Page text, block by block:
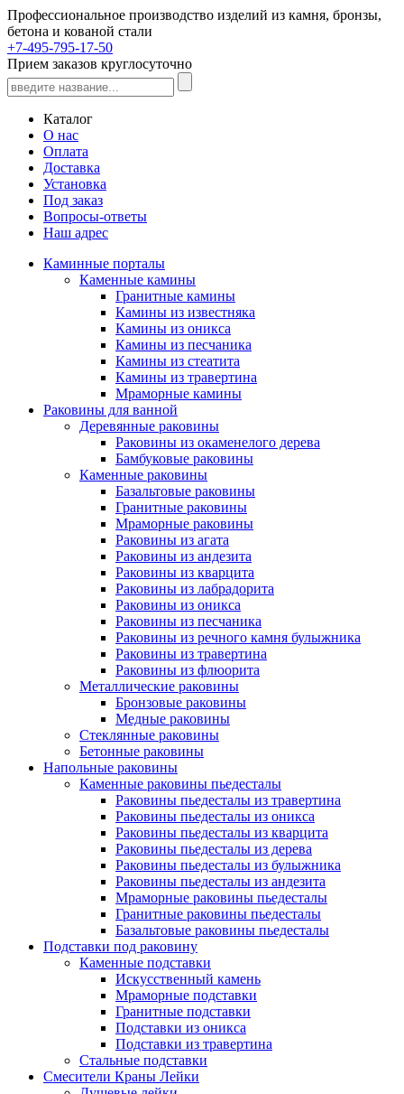
Профессиональное производство изделий из камня, бронзы,
бетона и кованой стали
+7-495-795-17-50
Прием заказов круглосуточно
Каталог
О нас
Оплата
Доставка
Установка
Под заказ
Вопросы-ответы
Наш адрес
Каминные порталы
Каменные камины
Гранитные камины
Камины из известняка
Камины из оникса
Камины из песчаника
Камины из стеатита
Камины из травертина
Мраморные камины
Раковины для ванной
Деревянные раковины
Раковины из окаменелого дерева
Бамбуковые раковины
Каменные раковины
Базальтовые раковины
Гранитные раковины
Мраморные раковины
Раковины из агата
Раковины из андезита
Раковины из кварцита
Раковины из лабрадорита
Раковины из оникса
Раковины из песчаника
Раковины из речного камня булыжника
Раковины из травертина
Раковины из флюорита
Металлические раковины
Бронзовые раковины
Медные раковины
Стеклянные раковины
Бетонные раковины
Напольные раковины
Каменные раковины пьедесталы
Раковины пьедесталы из травертина
Раковины пьедесталы из оникса
Раковины пьедесталы из кварцита
Раковины пьедесталы из дерева
Раковины пьедесталы из булыжника
Раковины пьедесталы из андезита
Мраморные раковины пьедесталы
Гранитные раковины пьедесталы
Базальтовые раковины пьедесталы
Подставки под раковину
Каменные подставки
Искусственный камень
Мраморные подставки
Гранитные подставки
Подставки из оникса
Подставки из травертина
Стальные подставки
Смесители Краны Лейки